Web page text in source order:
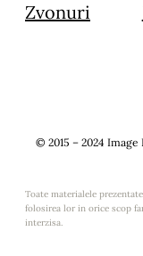
Zvonuri
© 2015 – 2024
Toate materialele
folosirea lor in orice scop
interzisa.